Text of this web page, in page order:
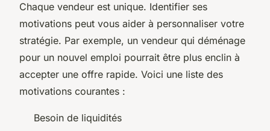
Chaque vendeur est unique. Identifier ses
motivations peut vous aider à personnaliser votre
stratégie. Par exemple, un vendeur qui déménage
pour un nouvel emploi pourrait être plus enclin à
accepter une offre rapide. Voici une liste des
motivations courantes :
Besoin de liquidités